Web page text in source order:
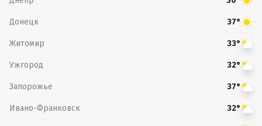
Донецк 37°
Житомир 33°
Ужгород 32°
Запорожье 37°
Ивано-Франковск 32°